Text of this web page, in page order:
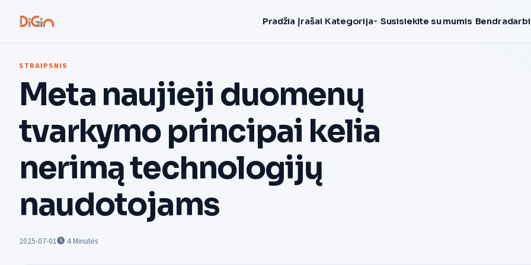
Pradžia Įrašai Kategorija Susisiekite su mumis
STRAIPSNIS
Meta naujieji duomenų
tvarkymo principai kelia
nerimą technologijų
naudotojams
2025-07-01 4Minutės